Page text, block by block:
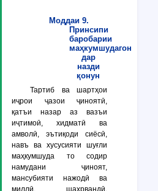
Моддаи 9.
Принсипи
баробарии
маҳкумшудагон
дар
назди
қонун
Тартиб ва шартҳои
иҷрои ҷазои ҷиноятӣ,
қатъи назар аз вазъи
иҷтимоӣ, хидматӣ ва
амволӣ, эътиқоди сиёсӣ,
навъ ва хусусияти шуғли
маҳкумшуда то содир
намудани ҷиноят,
мансубияти нажодӣ ва
миллӣ, шаҳрвандӣ,